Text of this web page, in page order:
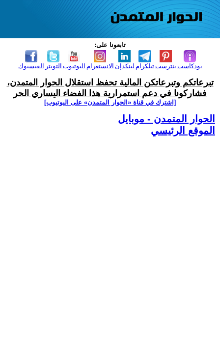
تابعونا على:
الفيسبوك التويتر اليوتيوب الانستغرام لينكدإن تيلكرامبنترست بودكاست
تبرعاتكم وتبرعاتكن المالية تحفظ استقلال الحوار المتمدن،
فشاركونا في دعم استمرارية هذا الفضاء اليساري الحر
[اشترك في قناة ‫«الحوار المتمدن» على اليوتيوب]
الحوار المتمدن - موبايل
الموقع الرئيسي